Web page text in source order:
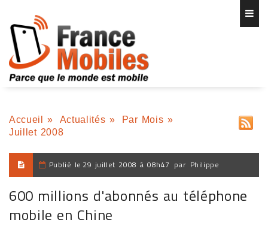
Accueil » Actualités » Par Mois »
Juillet 2008
Publié le 29 juillet 2008 à 08h47 par Philippe
600 millions d'abonnés au téléphone
mobile en Chine